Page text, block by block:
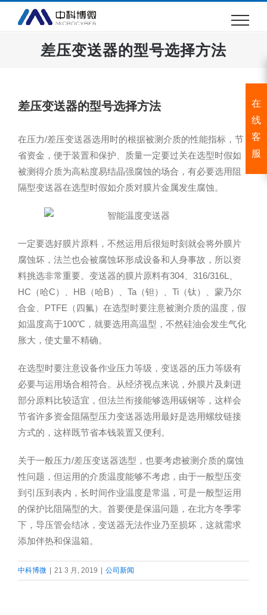
差压变送器的型号选择方法
差压变送器的型号选择方法
在压力/差压变送器选用时的根据被测介质的性能指标，节
省资金，便于装置和保护、质量一定要过关在选型时假如
被测得介质为高粘度易结晶强腐蚀的场合，有必要选用阻
隔型变送器在选型时假如介质对膜片金属发生腐蚀。
一定要选好膜片原料，不然运用后很短时刻就会将外膜片
腐蚀坏，法兰也会被腐蚀坏形成设备和人身事故，所以资
料挑选非常重要。变送器的膜片原料有304、316/316L、
HC（哈C）、HB（哈B）、Ta（钽）、Ti（钛）、蒙乃尔
合金、PTFE（四氟）在选型时要注意被测介质的温度，假
如温度高于100℃，就要选用高温型，不然硅油会发生气化
胀大，使丈量不精确。
在选型时要注意设备作业压力等级，变送器的压力等级有
必要与运用场合相符合。从经济视点来说，外膜片及刺进
部分原料比较适宜，但法兰衔接能够选用碳钢等，这样会
节省许多资金阻隔型压力变送器选用最好是选用螺纹链接
方式的，这样既节省本钱装置又便利。
关于一般压力/差压变送器选型，也要考虑被测介质的腐蚀
性问题，但运用的介质温度能够不考虑，由于一般型压变
到引压到表内，长时间作业温度是常温，可是一般型运用
的保护比阻隔型的大。首要便是保温问题，在北方冬季零
下，导压管会结冰，变送器无法作业乃至损坏，这就需求
添加伴热和保温箱。
中科博微 21 3 月, 2019 公司新闻
在
线
客
服